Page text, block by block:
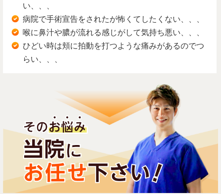
い、、、
病院で手術宣告をされたが怖くてしたくない、、、
喉に鼻汁や膿が流れる感じがして気持ち悪い、、、
ひどい時は頬に拍動を打つような痛みがあるのでつ
らい、、、